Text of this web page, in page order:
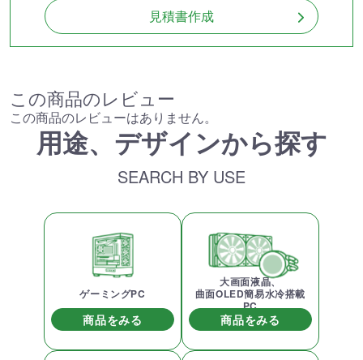
見積書作成
この商品のレビュー
この商品のレビューはありません。
用途、デザインから探す
SEARCH BY USE
ゲーミングPC
商品をみる
大画面液晶、
曲面OLED簡易水冷搭載
PC
商品をみる